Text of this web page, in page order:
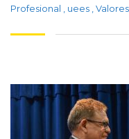
Profesional
uees